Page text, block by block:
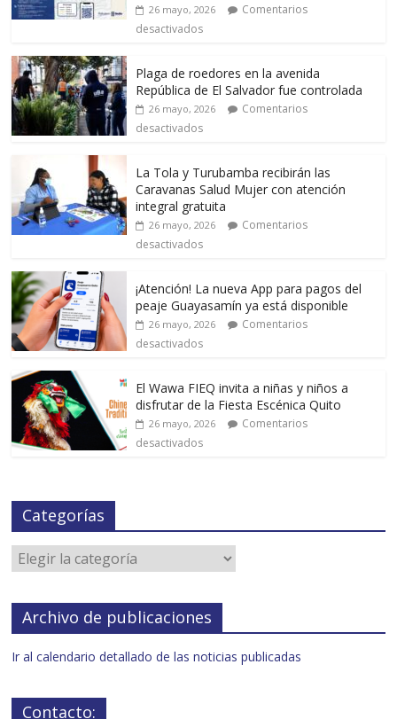
26 mayo, 2026
Comentarios
desactivados
Plaga de roedores en la avenida
República de El Salvador fue controlada
26 mayo, 2026
Comentarios
desactivados
La Tola y Turubamba recibirán las
Caravanas Salud Mujer con atención
integral gratuita
26 mayo, 2026
Comentarios
desactivados
¡Atención! La nueva App para pagos del
peaje Guayasamín ya está disponible
26 mayo, 2026
Comentarios
desactivados
El Wawa FIEQ invita a niñas y niños a
disfrutar de la Fiesta Escénica Quito
26 mayo, 2026
Comentarios
desactivados
Categorías
Archivo de publicaciones
Ir al calendario detallado de las noticias publicadas
Contacto: